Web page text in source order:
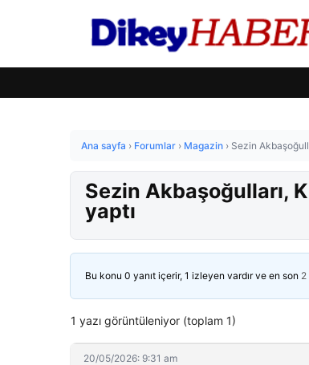
Ana sayfa › Forumlar › Magazin › Sezin
Sezin Akbaşoğulları,
yaptı
Bu konu 0 yanıt içerir, 1 izleyen vardır ve en son
1 yazı görüntüleniyor (toplam 1)
20/05/2026: 9:31 am